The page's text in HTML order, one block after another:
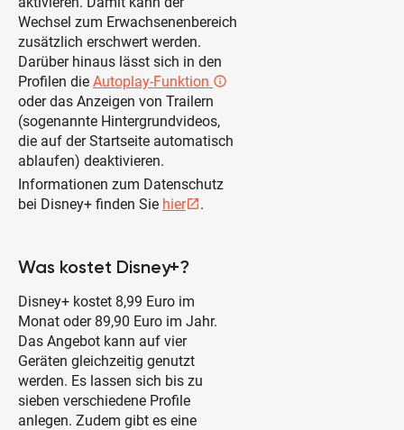
Wechsel zum Erwachsenenbereich
zusätzlich erschwert werden.
Darüber hinaus lässt sich in den
Profilen die Autoplay-Funktion info_outlined
oder das Anzeigen von Trailern
(sogenannte Hintergrundvideos,
die auf der Startseite automatisch
ablaufen) deaktivieren.
Informationen zum Datenschutz
bei Disney+ finden Sie hieropen_in_new.
Was kostet Disney+?
Disney+ kostet 8,99 Euro im
Monat oder 89,90 Euro im Jahr.
Das Angebot kann auf vier
Geräten gleichzeitig genutzt
werden. Es lassen sich bis zu
sieben verschiedene Profile
anlegen. Zudem gibt es eine